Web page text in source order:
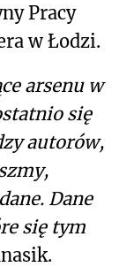
Pracy
w Łodzi.
arsenu w
się
autorów,
Dane
się tym